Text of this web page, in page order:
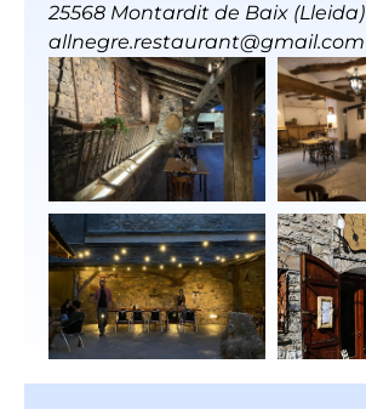
25568 Montardit de Baix (Lleida)
allnegre.restaurant@gmail.com